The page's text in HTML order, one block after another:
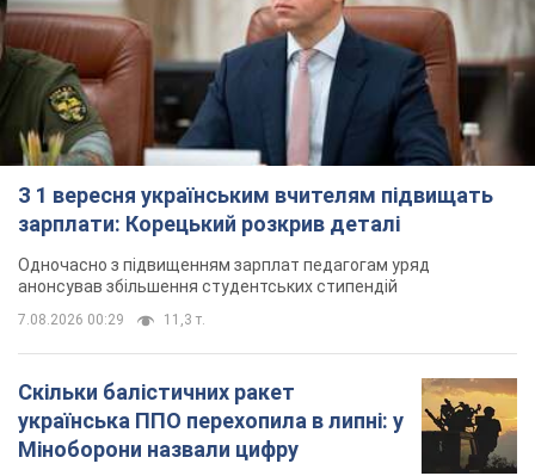
З 1 вересня українським вчителям підвищать
зарплати: Корецький розкрив деталі
Одночасно з підвищенням зарплат педагогам уряд
анонсував збільшення студентських стипендій
7.08.2026 00:29 11,3 т.
Скільки балістичних ракет
українська ППО перехопила в липні: у
Міноборони назвали цифру